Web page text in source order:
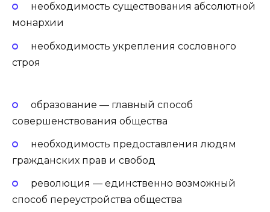
необходимость существования абсолютной
монархии
необходимость укрепления сословного
строя
образование — главный способ
совершенствования общества
необходимость предоставления людям
гражданских прав и свобод
революция — единственно возможный
способ переустройства общества